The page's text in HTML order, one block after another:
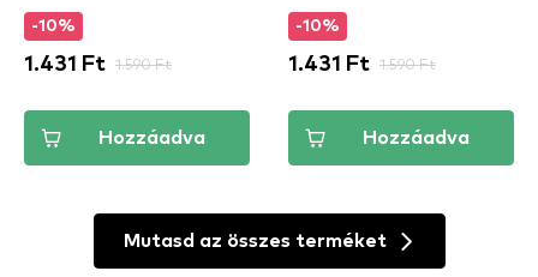
-10%
1.431 Ft 1.590 Ft
Hozzáadva
-10%
1.431 Ft 1.590 Ft
Hozzáadva
Mutasd az összes terméket